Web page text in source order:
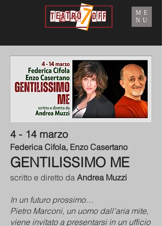
ME
NU
4 - 14 marzo
Federica Cifola, Enzo Casertano
GENTILISSIMO ME
scritto e diretto da Andrea Muzzi
In un futuro prossimo…
Pietro Marconi, un uomo dall’aria mite,
viene invitato a presentarsi in un ufficio